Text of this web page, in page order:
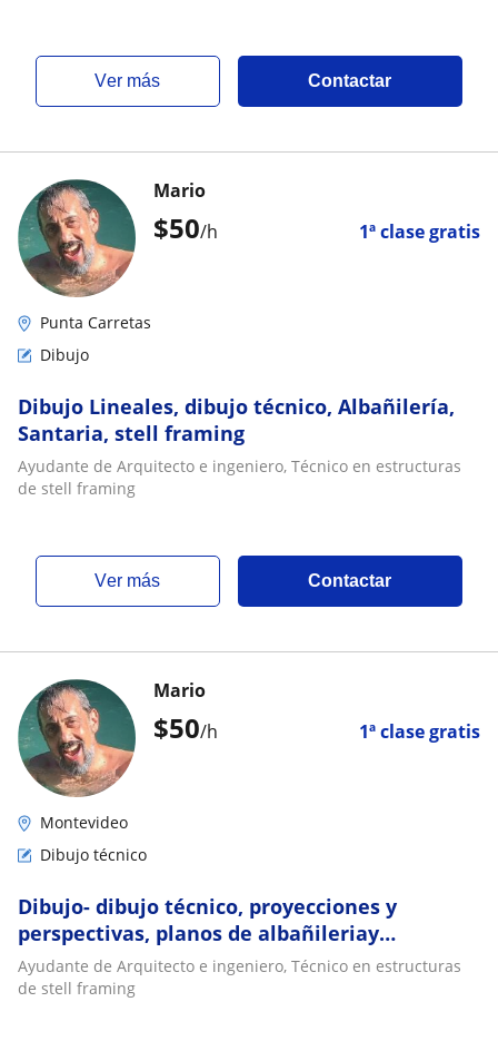
ver más Contactar
$50/h 1ª clase gratis
Mario
Punta Carretas
Dibujo
Dibujo Lineales, dibujo técnico, Albañilería,
Santaria, stell framing
Ayudante de Arquitecto e ingeniero, Técnico en estructuras
de stell framing
ver más Contactar
$50/h 1ª clase gratis
Mario
Montevideo
Dibujo técnico
Dibujo- dibujo técnico, proyecciones y
perspectivas, planos de albañileriay
sanitaria, steel framing
Ayudante de Arquitecto e ingeniero, Técnico en estructuras
de stell framing